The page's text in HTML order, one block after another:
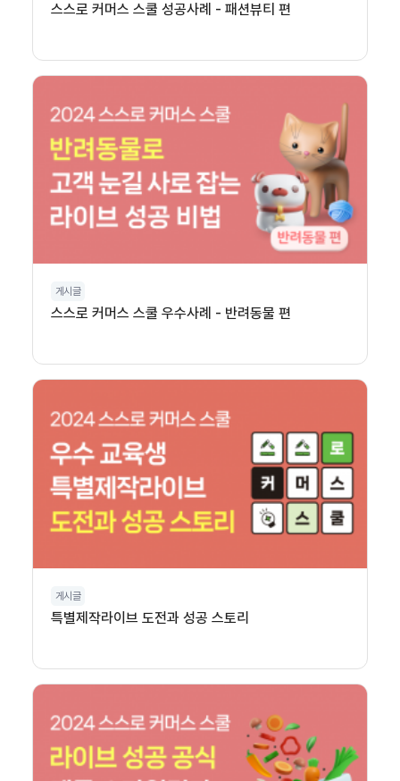
스스로 커머스 스쿨 성공사례 - 패션뷰티 편
게시글
스스로 커머스 스쿨 우수사례 - 반려동물 편
게시글
특별제작라이브 도전과 성공 스토리